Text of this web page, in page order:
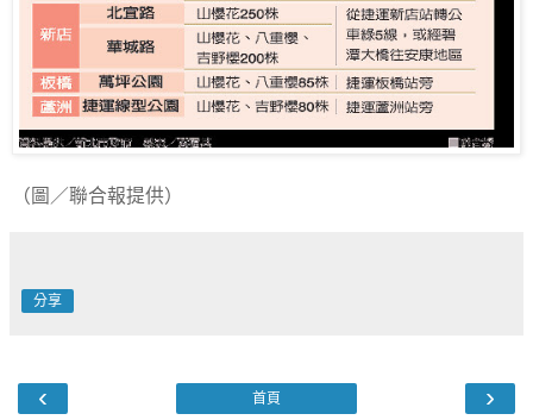
（圖／聯合報提供）
分享
‹ ›
首頁